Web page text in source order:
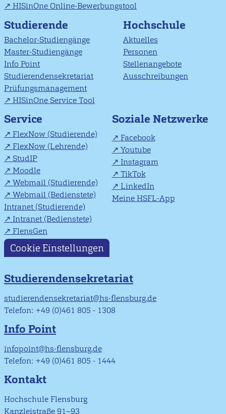
HISinOne Online-Bewerbungstool
Studierende
Bachelor-Studiengänge
Master-Studiengänge
Info Point
Studierendensekretariat
Prüfungsmanagement
HISinOne Service Tool
Hochschule
Aktuelles
Personen
Stellenangebote
Ausschreibungen
Service
FlexNow (Studierende)
FlexNow (Lehrende)
StudIP
Moodle
Webmail (Studierende)
Webmail (Bedienstete)
Intranet (Studierende)
Intranet (Bedienstete)
FlensGen
Soziale Netzwerke
Facebook
Youtube
Instagram
TikTok
LinkedIn
Meine HSFL-App
Cookie Einstellungen
Studierendensekretariat
studierendensekretariat@hs-flensburg.de
Telefon: +49 (0)461 805 - 1308
Info Point
infopoint@hs-flensburg.de
Telefon: +49 (0)461 805 - 1444
Kontakt
Hochschule Flensburg
Kanzleistraße 91–93